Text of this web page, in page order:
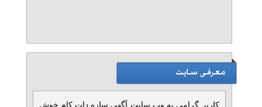
بهترین سرمایه گذاری برای
تولید و شراکت در کارپوشاک
کاربر گرامی به وب سایت آگهی سازه دات کام خوش